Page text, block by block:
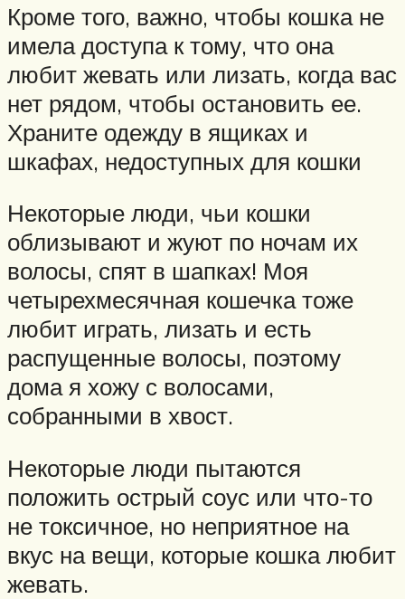
Кроме того, важно, чтобы кошка не
имела доступа к тому, что она
любит жевать или лизать, когда вас
нет рядом, чтобы остановить ее.
Храните одежду в ящиках и
шкафах, недоступных для кошки
Некоторые люди, чьи кошки
облизывают и жуют по ночам их
волосы, спят в шапках! Моя
четырехмесячная кошечка тоже
любит играть, лизать и есть
распущенные волосы, поэтому
дома я хожу с волосами,
собранными в хвост.
Некоторые люди пытаются
положить острый соус или что-то
не токсичное, но неприятное на
вкус на вещи, которые кошка любит
жевать.